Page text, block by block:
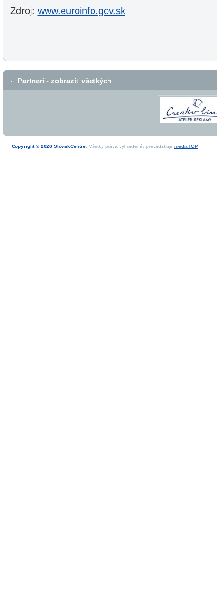
Zdroj: www.euroinfo.gov.sk
Partneri - zobraziť všetkých
Copyright © 2026 SlovakCentre. Všetky práva vyhradené, prevádzkuje mediaTOP